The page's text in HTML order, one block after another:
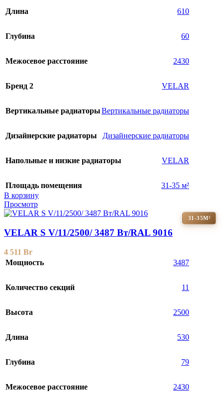
Длина 610
Глубина 60
Межосевое расстояние 2430
Бренд 2 VELAR
Вертикальные радиаторыВертикальные радиаторы
Дизайнерские радиаторы Дизайнерские радиаторы
Напольные и низкие радиаторы VELAR
Площадь помещения
31-35 м²
В корзину
Просмотр
31-35М²
VELAR S V/11/2500/ 3487 Bт/RAL 9016
4 511 Br
Мощность
3487
Количество секций 11
Высота 2500
Длина 530
Глубина 79
Межосевое расстояние 2430